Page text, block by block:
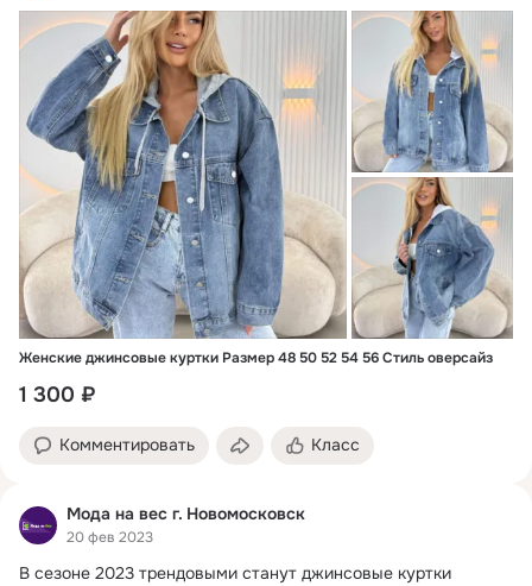
Женские джинсовые куртки Размер 48 50 52 54 56 Стиль оверсайз
1 300 ₽
Комментировать Класс
Мода на вес г. Новомосковск
20 фев 2023
В сезоне 2023 трендовыми станут джинсовые куртки